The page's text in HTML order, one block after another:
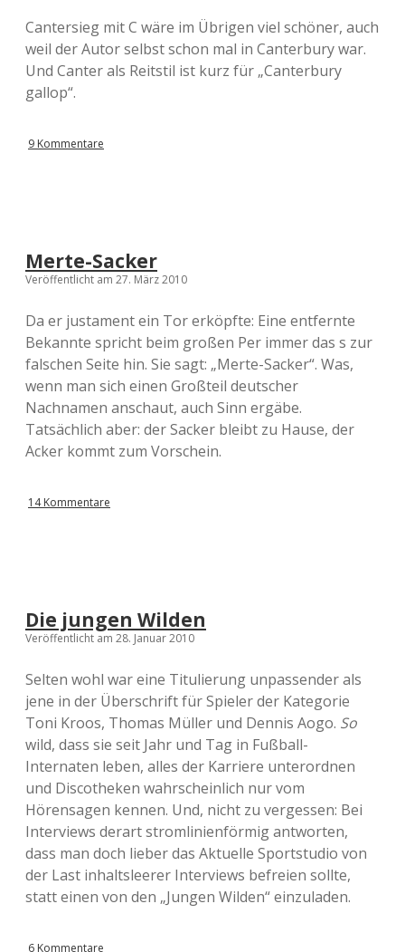
Cantersieg mit C wäre im Übrigen viel schöner, auch
weil der Autor selbst schon mal in Canterbury war.
Und Canter als Reitstil ist kurz für „Canterbury
gallop“.
9 Kommentare
Merte-Sacker
Veröffentlicht am 27. März 2010
Da er justament ein Tor erköpfte: Eine entfernte
Bekannte spricht beim großen Per immer das s zur
falschen Seite hin. Sie sagt: „Merte-Sacker“. Was,
wenn man sich einen Großteil deutscher
Nachnamen anschaut, auch Sinn ergäbe.
Tatsächlich aber: der Sacker bleibt zu Hause, der
Acker kommt zum Vorschein.
14 Kommentare
Die jungen Wilden
Veröffentlicht am 28. Januar 2010
Selten wohl war eine Titulierung unpassender als
jene in der Überschrift für Spieler der Kategorie
Toni Kroos, Thomas Müller und Dennis Aogo. So
wild, dass sie seit Jahr und Tag in Fußball-
Internaten leben, alles der Karriere unterordnen
und Discotheken wahrscheinlich nur vom
Hörensagen kennen. Und, nicht zu vergessen: Bei
Interviews derart stromlinienförmig antworten,
dass man doch lieber das Aktuelle Sportstudio von
der Last inhaltsleerer Interviews befreien sollte,
statt einen von den „Jungen Wilden“ einzuladen.
6 Kommentare